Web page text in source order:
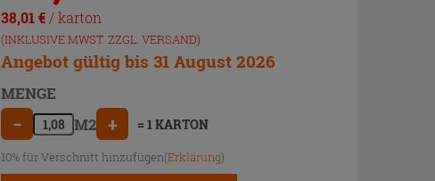
38,01€ / karton
(INKLUSIVE MWST. ZZGL. VERSAND)
Angebot gültig bis 31 August 2026
MENGE
− M2 + = 1 KARTON
10% für Verschnitt hinzufügen(Erklärung)